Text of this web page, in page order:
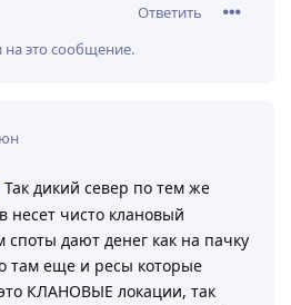
Ответить
на это сообщение.
Так дикий север по тем же
несет чисто клановый
споты дают денег как на пачку
там еще и ресы которые
КЛАНОВЫЕ локации, так